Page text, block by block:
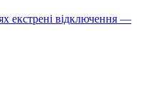
екстрені відключення —